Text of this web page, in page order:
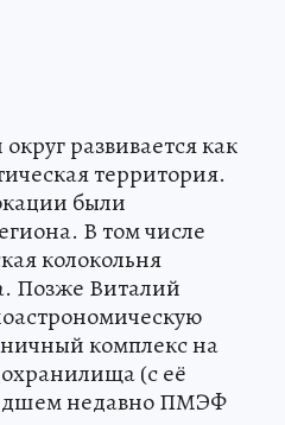
развивается как
территория.
были
В том числе
колокольня
Позже Виталий
комплекс на
(с её
недавно ПМЭФ